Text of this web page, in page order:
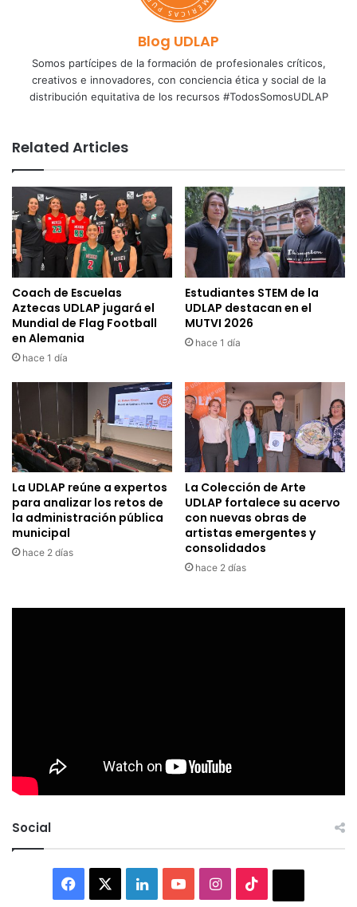
Blog UDLAP
Somos partícipes de la formación de profesionales críticos,
creativos e innovadores, con conciencia ética y social de la
distribución equitativa de los recursos #TodosSomosUDLAP
Related Articles
Coach de Escuelas
Aztecas UDLAP jugará el
Mundial de Flag Football
en Alemania
hace 1 día
Estudiantes STEM de la
UDLAP destacan en el
MUTVI 2026
hace 1 día
La UDLAP reúne a expertos
para analizar los retos de
la administración pública
municipal
hace 2 días
La Colección de Arte
UDLAP fortalece su acervo
con nuevas obras de
artistas emergentes y
consolidados
hace 2 días
Social
Facebook LinkedInYouTubeInstagram